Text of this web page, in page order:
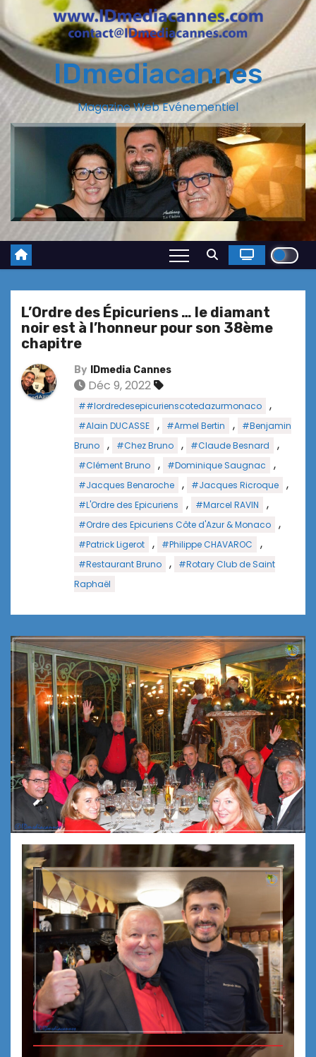
IDmediacannes
Magazine Web Evénementiel
L’Ordre des Épicuriens … le diamant
noir est à l’honneur pour son 38ème
chapitre
By IDmedia Cannes
Déc 9, 2022
##lordredesepicurienscotedazurmonaco ,
#Alain DUCASSE , #Armel Bertin ,
#Benjamin
Bruno
, #Chez Bruno , #Claude Besnard ,
#Clément Bruno , #Dominique Saugnac ,
#Jacques Benaroche , #Jacques Ricroque ,
#L'Ordre des Epicuriens , #Marcel RAVIN ,
#Ordre des Epicuriens Côte d'Azur & Monaco ,
#Patrick Ligerot , #Philippe CHAVAROC ,
#Restaurant Bruno ,
#Rotary Club de Saint
Raphaël